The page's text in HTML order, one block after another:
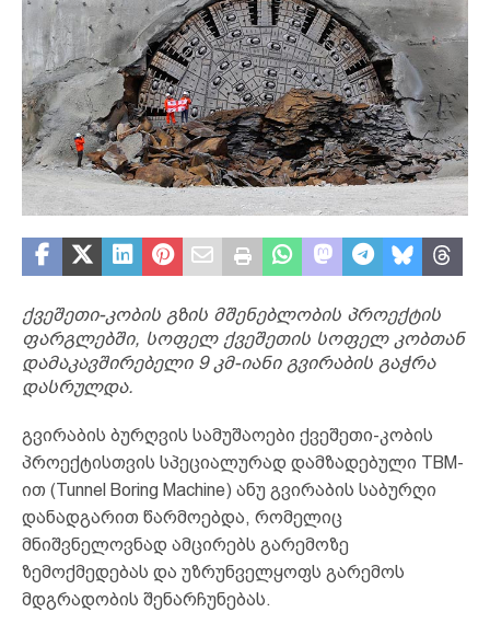
ქვეშეთი-კობის გზის მშენებლობის პროექტის
ფარგლებში, სოფელ ქვეშეთის სოფელ კობთან
დამაკავშირებელი 9 კმ-იანი გვირაბის გაჭრა
დასრულდა.
გვირაბის ბურღვის სამუშაოები ქვეშეთი-კობის
პროექტისთვის სპეციალურად დამზადებული TBM-
ით (Tunnel Boring Machine) ანუ გვირაბის საბურღი
დანადგარით წარმოებდა, რომელიც
მნიშვნელოვნად ამცირებს გარემოზე
ზემოქმედებას და უზრუნველყოფს გარემოს
მდგრადობის შენარჩუნებას.